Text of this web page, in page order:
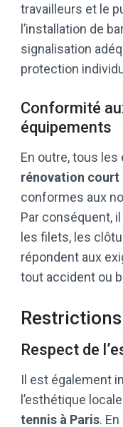
travailleurs et le
l’installation de
signalisation
protection
Conformité
équipements
En outre, tous
rénovation court
conformes aux
Par conséquent,
les filets, les
répondent aux
tout accident ou
Respect de
Il est également
l’esthétique
tennis à Paris.